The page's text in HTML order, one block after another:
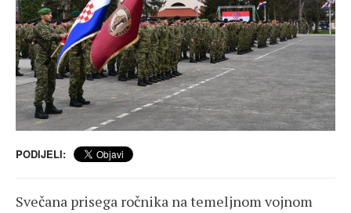
PODIJELI:
Svečana prisega ročnika na temeljnom vojnom